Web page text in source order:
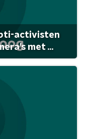
activisten
met ...